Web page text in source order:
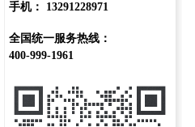
手机： 13291228971
全国统一服务热线：
400-999-1961